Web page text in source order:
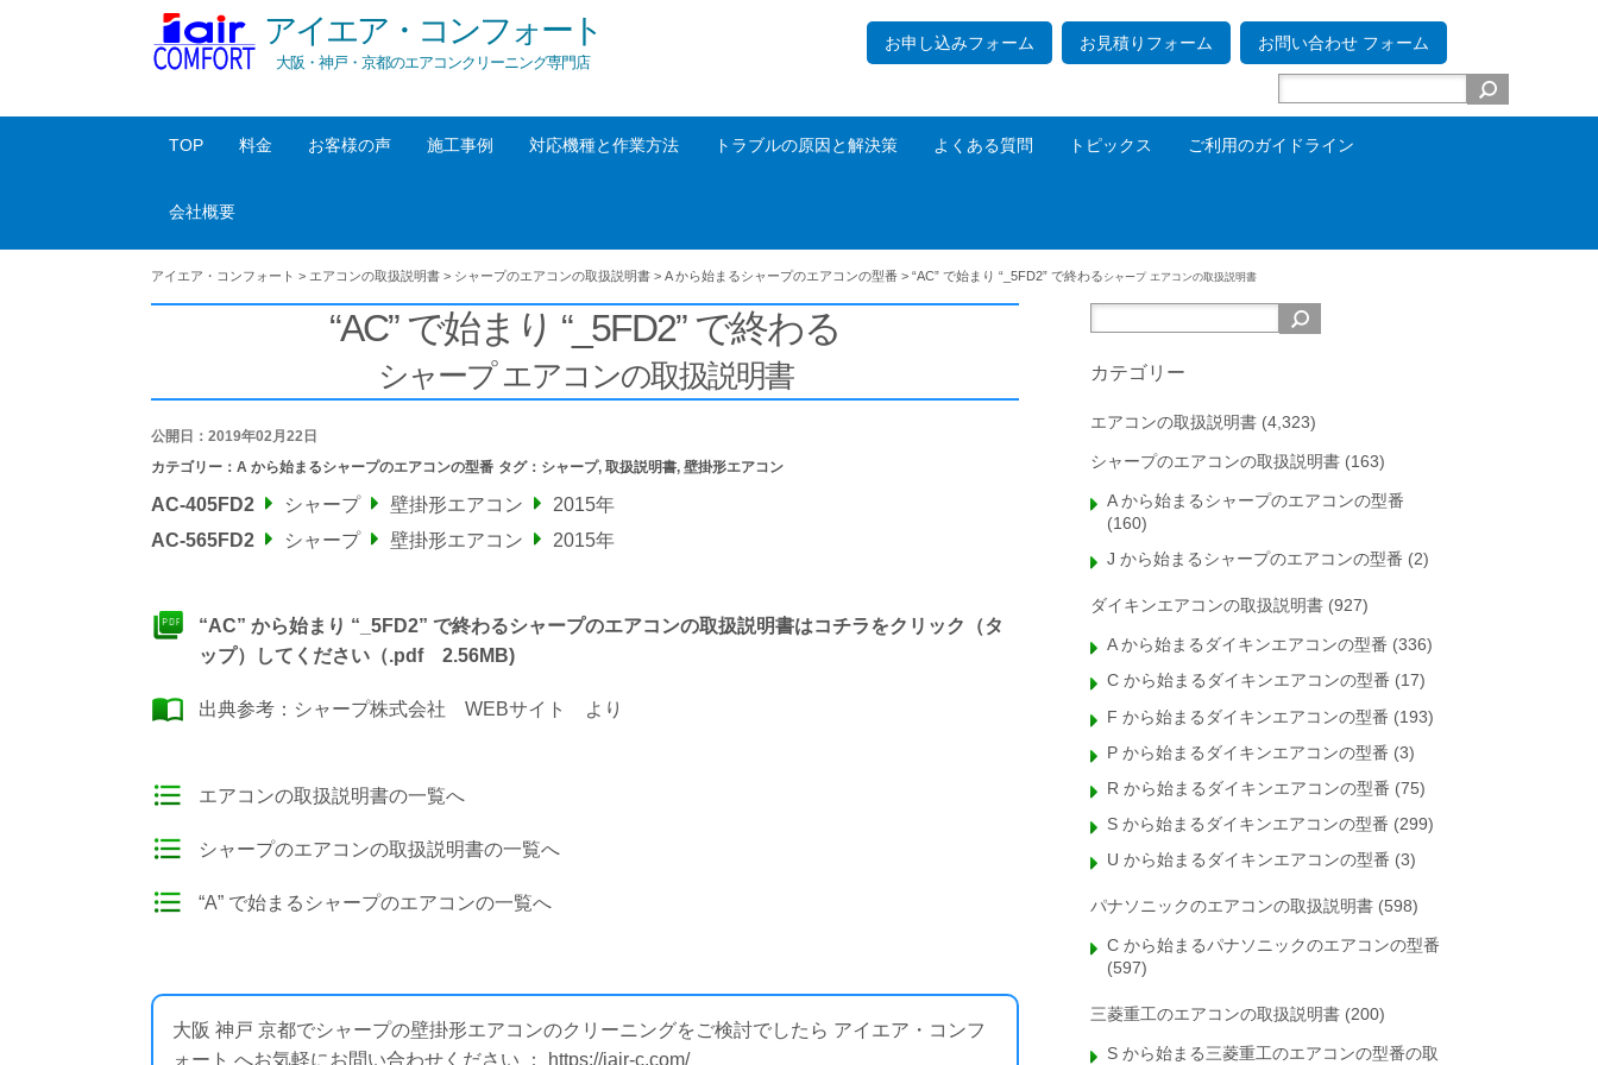
アイエア・コンフォート
大阪・神戸・京都のエアコンクリーニング専門店
お申し込みフォーム お見積りフォーム お問い合わせ フォーム
TOP 料金 お客様の声 施工事例 対応機種と作業方法 トラブルの原因と解決策 よくある質問 トピックス ご利用のガイドライン
会社概要
アイエア・コンフォート > エアコンの取扱説明書 > シャープのエアコンの取扱説明書 > A から始まるシャープのエアコンの型番 > “AC” で始まり “_5FD2” で終わる シャープ エアコンの取扱説明書
“AC” で始まり “_5FD2” で終わる
シャープ エアコンの取扱説明書
公開日：2019年02月22日
カテゴリー： A から始まるシャープのエアコンの型番 タグ： シャープ, 取扱説明書, 壁掛形エアコン
AC-405FD2 シャープ 壁掛形エアコン
2015年
AC-565FD2
シャープ 壁掛形エアコン 2015年
“AC” から始まり “_5FD2” で終わるシャープのエアコンの取扱説明書はコチラをクリック（タ
ップ）してください（.pdf 2.56MB)
出典参考： シャープ株式会社 WEBサイト より
エアコンの取扱説明書の一覧へ
シャープのエアコンの取扱説明書の一覧へ
“A” で始まるシャープのエアコンの一覧へ
大阪 神戸 京都でシャープの壁掛形エアコンのクリーニングをご検討でしたら アイエア・コンフ
ォート へお気軽にお問い合わせください ： https://iair-c.com/
カテゴリー
エアコンの取扱説明書 (4,323)
シャープのエアコンの取扱説明書 (163)
A から始まるシャープのエアコンの型番
(160)
J から始まるシャープのエアコンの型番 (2)
ダイキンエアコンの取扱説明書 (927)
A から始まるダイキンエアコンの型番 (336)
C から始まるダイキンエアコンの型番 (17)
F から始まるダイキンエアコンの型番 (193)
P から始まるダイキンエアコンの型番 (3)
R から始まるダイキンエアコンの型番 (75)
S から始まるダイキンエアコンの型番 (299)
U から始まるダイキンエアコンの型番 (3)
パナソニックのエアコンの取扱説明書 (598)
C から始まるパナソニックのエアコンの型番
(597)
三菱重工のエアコンの取扱説明書 (200)
S から始まる三菱重工のエアコンの型番の取